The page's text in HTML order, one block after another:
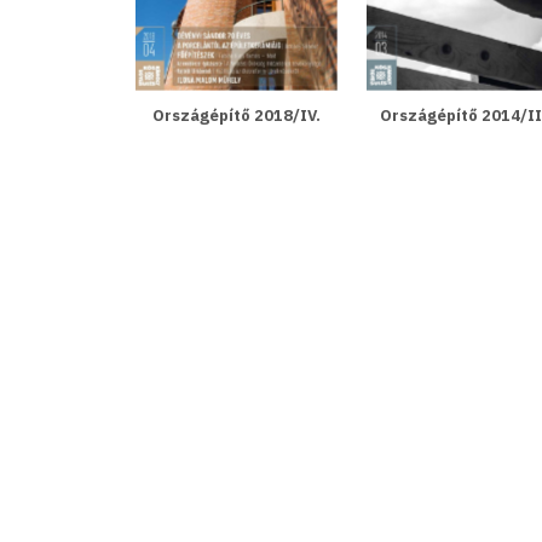
Országépítő 2018/IV. Országépítő 2014/